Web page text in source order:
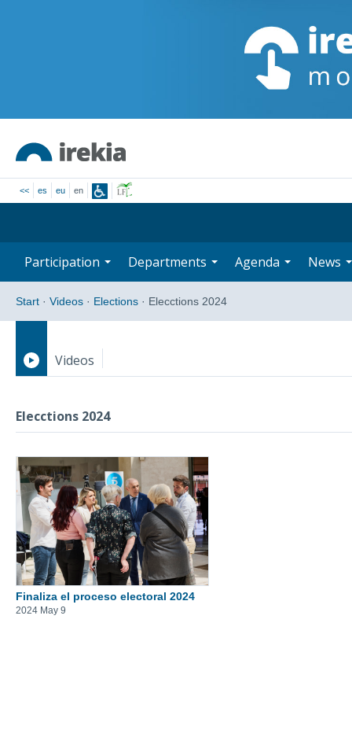
<< es eu en
Participation Departments Agenda News
Start · Videos · Elections · Elecctions 2024
Videos
Elecctions 2024
Elecctions 2024
Finaliza el proceso electoral 2024
2024 May 9